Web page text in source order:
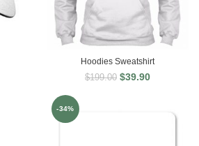
Hoodies Sweatshirt
$199.00 $39.90
-34%